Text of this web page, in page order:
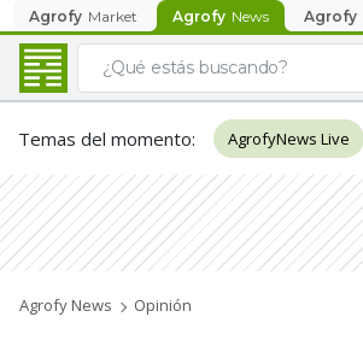
Agrofy Market Agrofy News Agrofy
Temas del momento: AgrofyNews Live
Agrofy News Opinión